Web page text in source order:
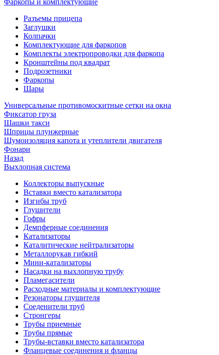
Фаркопы и комплектующие
Разъемы прицепа
Заглушки
Колпачки
Комплектующие для фаркопов
Комплекты электропроводки для фаркопа
Кронштейны под квадрат
Подрозетники
Фаркопы
Шары
Универсальные противомоскитные сетки на окна
Фиксатор груза
Шашки такси
Шприцы плунжерные
Шумоизоляция капота и утеплители двигателя
Фонари
Назад
Выхлопная система
Коллекторы выпускные
Вставки вместо катализатора
Изгибы труб
Глушители
Гофры
Демпферные соединения
Катализаторы
Каталитические нейтрализаторы
Металлорукав гибкий
Мини-катализаторы
Насадки на выхлопную трубу
Пламегасители
Расходные материалы и комплектующие
Резонаторы глушителя
Соеденители труб
Стронгеры
Трубы приемные
Трубы прямые
Трубы-вставки вместо катализатора
Фланцевые соединения и фланцы